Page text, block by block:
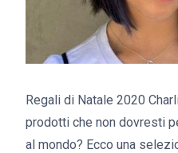
Regali di Natale 2020
prodotti che non dovresti
al mondo? Ecco una